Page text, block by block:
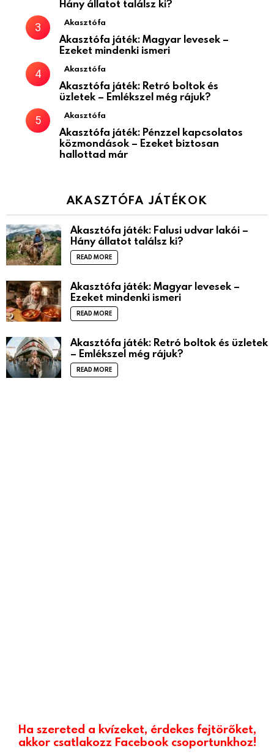
Hány állatot találsz ki?
Akasztófa
Akasztófa játék: Magyar levesek –
Ezeket mindenki ismeri
Akasztófa
Akasztófa játék: Retró boltok és
üzletek – Emlékszel még rájuk?
Akasztófa
Akasztófa játék: Pénzzel kapcsolatos
közmondások – Ezeket biztosan
hallottad már
AKASZTÓFA JÁTÉKOK
Akasztófa játék: Falusi udvar lakói –
Hány állatot találsz ki?
READ MORE
Akasztófa játék: Magyar levesek –
Ezeket mindenki ismeri
READ MORE
Akasztófa játék: Retró boltok és üzletek
– Emlékszel még rájuk?
READ MORE
Ha szereted a kvízeket, érdekes fejtörőket,
akkor csatlakozz Facebook csoportunkhoz!